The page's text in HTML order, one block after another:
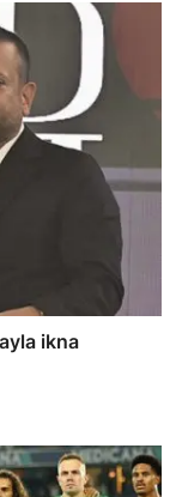
ikna